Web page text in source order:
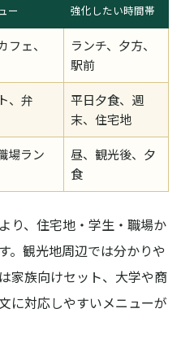
ー 強化したい時間帯
ェ、
ランチ、夕方、
駅前
、弁
平日夕食、週
末、住宅地
場ラン
昼、観光後、夕
食
り、住宅地・学生・職場か
。観光地周辺では分かりや
家族向けセット、大学や商
に対応しやすいメニューが